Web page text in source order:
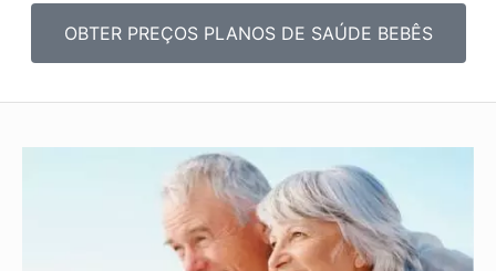
OBTER PREÇOS PLANOS DE SAÚDE BEBÊS